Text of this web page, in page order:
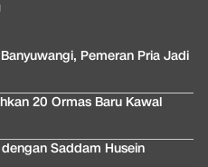
Pemeran Pria Jadi
20 Ormas Baru Kawal
Saddam Husein